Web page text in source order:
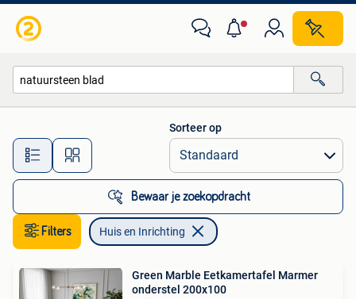
Alle afstanden…
Sorteer op
Bewaar je zoekopdracht
Filters Huis en Inrichting
Green Marble Eetkamertafel Marmer
onderstel 200x100